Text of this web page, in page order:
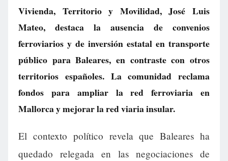
Vivienda, Territorio y Movilidad, José Luis
Mateo, destaca la ausencia de convenios
ferroviarios y de inversión estatal en transporte
público para Baleares, en contraste con otros
territorios españoles. La comunidad reclama
fondos para ampliar la red ferroviaria en
Mallorca y mejorar la red viaria insular.
El contexto político revela que Baleares ha
quedado relegada en las negociaciones de